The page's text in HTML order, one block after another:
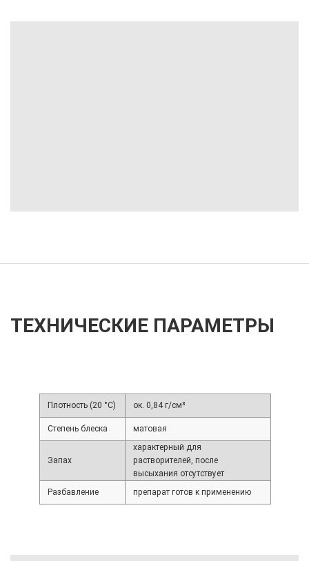
ТЕХНИЧЕСКИЕ ПАРАМЕТРЫ
Плотность (20 °C) ок. 0,84 г/см³
Степень блеска матовая
Запах
характерный для
растворителей, после
высыхания отсутствует
Разбавление
препарат готов к применению